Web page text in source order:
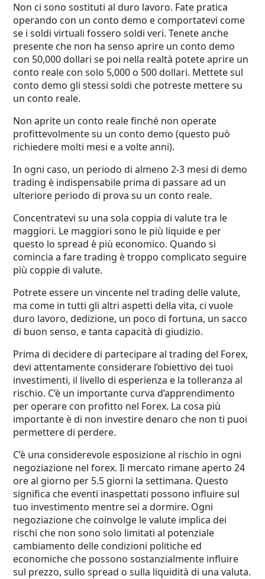
Non ci sono sostituti al duro lavoro. Fate pratica
operando con un conto demo e comportatevi come
se i soldi virtuali fossero soldi veri. Tenete anche
presente che non ha senso aprire un conto demo
con 50,000 dollari se poi nella realtà potete aprire un
conto reale con solo 5,000 o 500 dollari. Mettete sul
conto demo gli stessi soldi che potreste mettere su
un conto reale.
Non aprite un conto reale finché non operate
profittevolmente su un conto demo (questo può
richiedere molti mesi e a volte anni).
In ogni caso, un periodo di almeno 2-3 mesi di demo
trading è indispensabile prima di passare ad un
ulteriore periodo di prova su un conto reale.
Concentratevi su una sola coppia di valute tra le
maggiori. Le maggiori sono le più liquide e per
questo lo spread è più economico. Quando si
comincia a fare trading è troppo complicato seguire
più coppie di valute.
Potrete essere un vincente nel trading delle valute,
ma come in tutti gli altri aspetti della vita, ci vuole
duro lavoro, dedizione, un poco di fortuna, un sacco
di buon senso, e tanta capacità di giudizio.
Prima di decidere di partecipare al trading del Forex,
devi attentamente considerare l’obiettivo dei tuoi
investimenti, il livello di esperienza e la tolleranza al
rischio. C’è un importante curva d’apprendimento
per operare con profitto nel Forex. La cosa più
importante è di non investire denaro che non ti puoi
permettere di perdere.
C’è una considerevole esposizione al rischio in ogni
negoziazione nel forex. Il mercato rimane aperto 24
ore al giorno per 5.5 giorni la settimana. Questo
significa che eventi inaspettati possono influire sul
tuo investimento mentre sei a dormire. Ogni
negoziazione che coinvolge le valute implica dei
rischi che non sono solo limitati al potenziale
cambiamento delle condizioni politiche ed
economiche che possono sostanzialmente influire
sul prezzo, sullo spread o sulla liquidità di una valuta.